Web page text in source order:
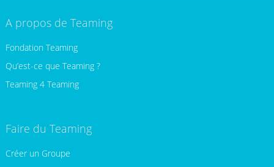
A propos de Teaming
Fondation Teaming
Qu’est-ce que Teaming ?
Teaming 4 Teaming
Faire du Teaming
Créer un Groupe